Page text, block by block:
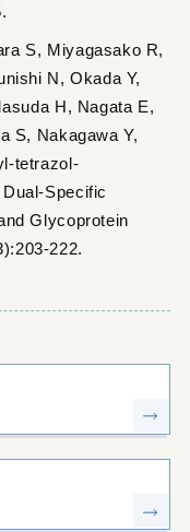
S, Miyagasako R,
N, Okada Y,
H, Nagata E,
S, Nakagawa Y,
tetrazol-
Specific
Glycoprotein
222.